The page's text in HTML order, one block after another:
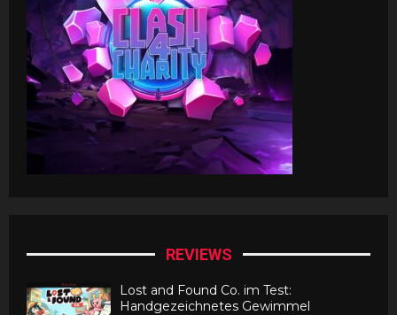
REVIEWS
Lost and Found Co. im Test:
Handgezeichnetes Gewimmel